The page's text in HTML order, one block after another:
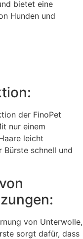
bietet eine
Hunden und
der FinoPet
nur einem
leicht
Bürste schnell und
von Unterwolle,
sorgt dafür, dass